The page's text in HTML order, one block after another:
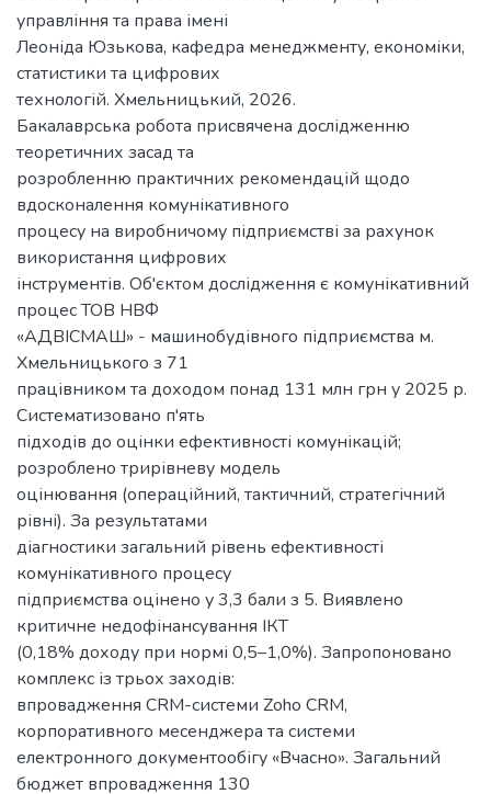
управління та права імені
Леоніда Юзькова, кафедра менеджменту, економіки,
статистики та цифрових
технологій. Хмельницький, 2026.
Бакалаврська робота присвячена дослідженню
теоретичних засад та
розробленню практичних рекомендацій щодо
вдосконалення комунікативного
процесу на виробничому підприємстві за рахунок
використання цифрових
інструментів. Об'єктом дослідження є комунікативний
процес ТОВ НВФ
«АДВІСМАШ» - машинобудівного підприємства м.
Хмельницького з 71
працівником та доходом понад 131 млн грн у 2025 р.
Систематизовано п'ять
підходів до оцінки ефективності комунікацій;
розроблено трирівневу модель
оцінювання (операційний, тактичний, стратегічний
рівні). За результатами
діагностики загальний рівень ефективності
комунікативного процесу
підприємства оцінено у 3,3 бали з 5. Виявлено
критичне недофінансування ІКТ
(0,18% доходу при нормі 0,5–1,0%). Запропоновано
комплекс із трьох заходів:
впровадження CRM-системи Zoho CRM,
корпоративного месенджера та системи
електронного документообігу «Вчасно». Загальний
бюджет впровадження 130